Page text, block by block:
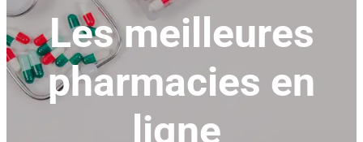
Les meilleures
pharmacies en
ligne